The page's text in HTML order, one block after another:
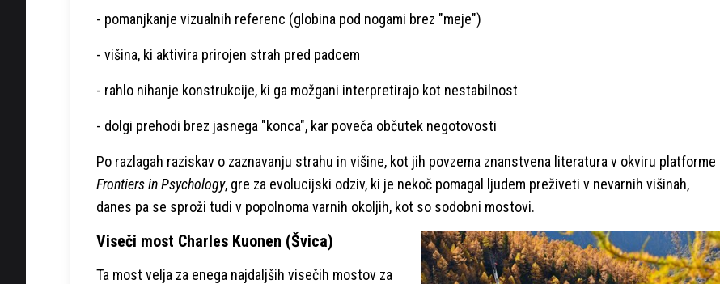
- pomanjkanje vizualnih referenc (globina pod nogami brez "meje")
- višina, ki aktivira prirojen strah pred padcem
- rahlo nihanje konstrukcije, ki ga možgani interpretirajo kot nestabilnost
- dolgi prehodi brez jasnega "konca", kar poveča občutek negotovosti
Po razlagah raziskav o zaznavanju strahu in višine, kot jih povzema znanstvena literatura v okviru platforme
Frontiers in Psychology, gre za evolucijski odziv, ki je nekoč pomagal ljudem preživeti v nevarnih višinah,
danes pa se sproži tudi v popolnoma varnih okoljih, kot so sodobni mostovi.
Viseči most Charles Kuonen (Švica)
Ta most velja za enega najdaljših visečih mostov za